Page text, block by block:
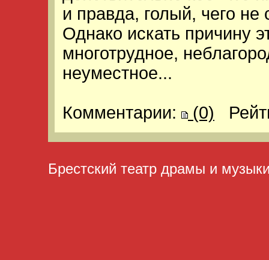
и правда, голый, чего
Однако искать причину
многотрудное,
неуместное...
Комментарии: (0)
Брестский театр драмы и